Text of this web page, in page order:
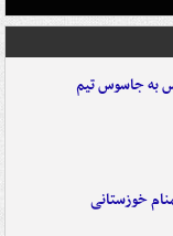
به جاسوس تیم
خوزستانی